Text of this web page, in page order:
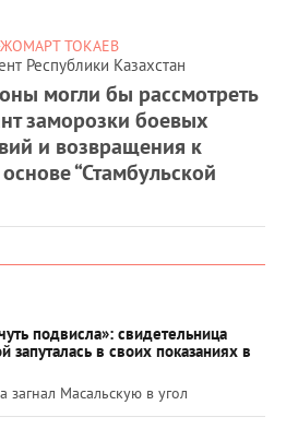
ТОКАЕВ
Республики Казахстан
могли бы рассмотреть
заморозки боевых
и возвращения к
“Стамбульской
подвисла»: свидетельница
запуталась в своих показаниях в
Масальскую в угол